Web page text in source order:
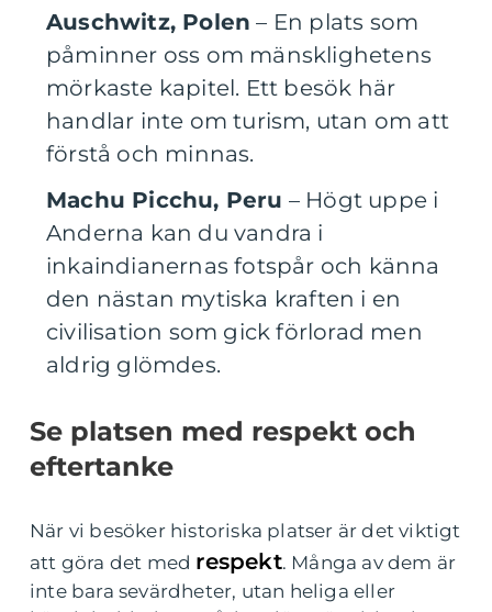
Auschwitz, Polen – En plats som
påminner oss om mänsklighetens
mörkaste kapitel. Ett besök här
handlar inte om turism, utan om att
förstå och minnas.
Machu Picchu, Peru – Högt uppe i
Anderna kan du vandra i
inkaindianernas fotspår och känna
den nästan mytiska kraften i en
civilisation som gick förlorad men
aldrig glömdes.
Se platsen med respekt och
eftertanke
När vi besöker historiska platser är det viktigt
att göra det med respekt. Många av dem är
inte bara sevärdheter, utan heliga eller